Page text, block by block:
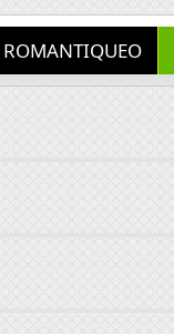
ROMANTIQUEO